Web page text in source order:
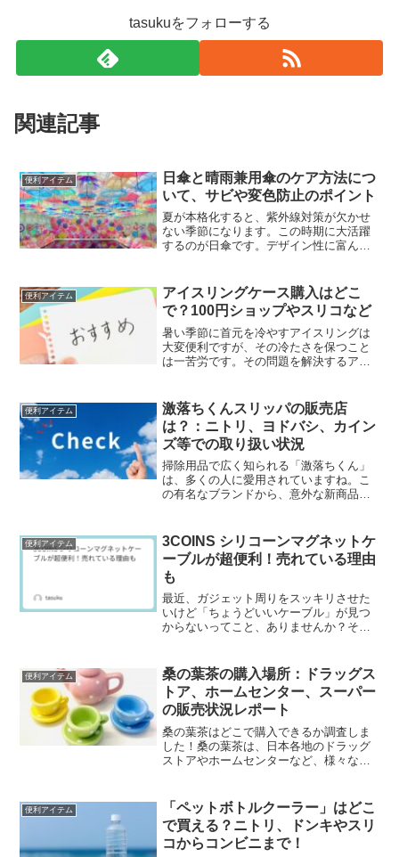
tasukuをフォローする
関連記事
便利アイテム
日傘と晴雨兼用傘のケア方法につ
いて、サビや変色防止のポイント
夏が本格化すると、紫外線対策が欠かせ
ない季節になります。この時期に大活躍
するのが日傘です。デザイン性に富んだ
続く中、男性用の日傘の需要も増えてい
ます。特に晴雨兼用傘（防...
便利アイテム
アイスリングケース購入はどこ
で？100円ショップやスリコなど
暑い季節に首元を冷やすアイスリングは
大変便利ですが、その冷たさを保つこと
は一苦労です。その問題を解決するアイ
ングをケースに入れることで、その効果
を長持ちさせることができ...
便利アイテム
激落ちくんスリッパの販売店
は？：ニトリ、ヨドバシ、カイン
ズ等での取り扱い状況
掃除用品で広く知られる「激落ちくん」
は、多くの人に愛用されていますね。こ
の有名なブランドから、意外な新商品と
除ができる便利なアイテムです。これは
特に忙しい方々にとって大...
便利アイテム
3COINS シリコーンマグネットケ
ーブルが超便利！売れている理由
も
最近、ガジェット周りをスッキリさせた
いけど「ちょうどいいケーブル」が見つ
からないってこと、ありませんか？そん
**なんです！1100円というプチプラなが
ら、最大6...
便利アイテム
桑の葉茶の購入場所：ドラッグス
トア、ホームセンター、スーパー
の販売状況レポート
桑の葉茶はどこで購入できるか調査しま
した！桑の葉茶は、日本各地のドラッグ
ストアやホームセンターなど、様々な実
場やAmazonでも容易に購入可能ですが、
今回は店舗での購入...
便利アイテム
「ペットボトルクーラー」はどこ
で買える？ニトリ、ドンキやスリ
コからコンビニまで！